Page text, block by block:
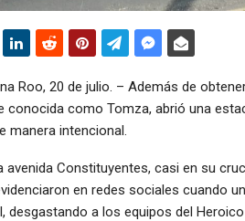
Roo, 20 de julio. – Además de
conocida como Tomza, abrió una
manera intencional.
Constituyentes, casi en su
en redes sociales cuando
desgastando a los equipos del